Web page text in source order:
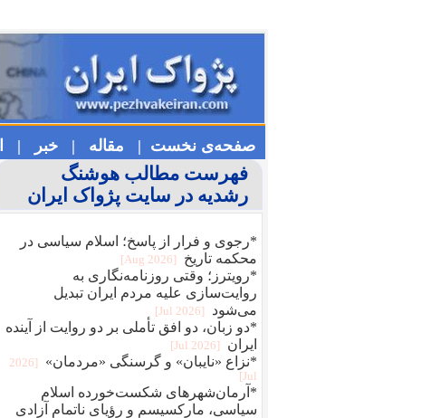
صفحه‌ی نخست | مقاله | خبر |
فهرست مطالب هوشنگ
رشدیه در سایت پژواک ایران
*رجوی و فرار از پاسخ؛ اسلام سیاسی در
محکمه تاریخ
[2026 Aug]
*رویترز؛ وقتی روزنامه‌نگاری به
روایت‌سازی علیه مردم ایران تبدیل
می‌شود
[2026 Jul]
*دو زبان، دو افق تأملی بر دو روایت از آینده
ایران
[2026 Jul]
*نزاع «نایبان» و گرسنگی «مردمان»
[2026
Jul]
*آرمان‌شهرهای شکست‌خورده اسلام
سیاسی، مارکسیسم و رؤیای ناتمام آزادی